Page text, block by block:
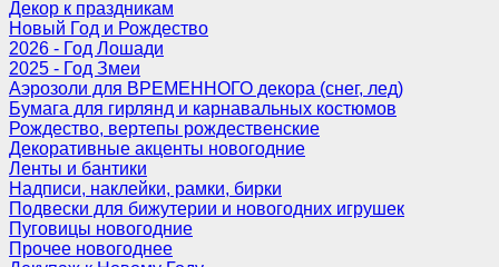
Декор к праздникам
Новый Год и Рождество
2026 - Год Лошади
2025 - Год Змеи
Аэрозоли для ВРЕМЕННОГО декора (снег, лед)
Бумага для гирлянд и карнавальных костюмов
Рождество, вертепы рождественские
Декоративные акценты новогодние
Ленты и бантики
Надписи, наклейки, рамки, бирки
Подвески для бижутерии и новогодних игрушек
Пуговицы новогодние
Прочее новогоднее